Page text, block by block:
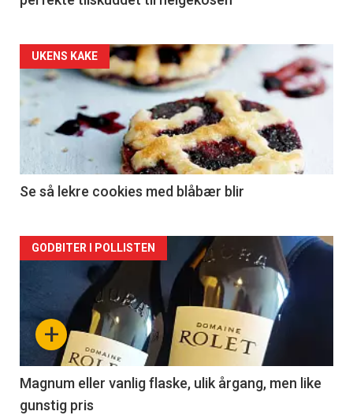
Forsiden
akkurat
nå
2
UKENS KAKE
Se så lekre cookies med blåbær blir
Forsiden
akkurat
nå
3
+
GODBITER I POLLISTEN
Magnum eller vanlig flaske, ulik årgang, men like
gunstig pris